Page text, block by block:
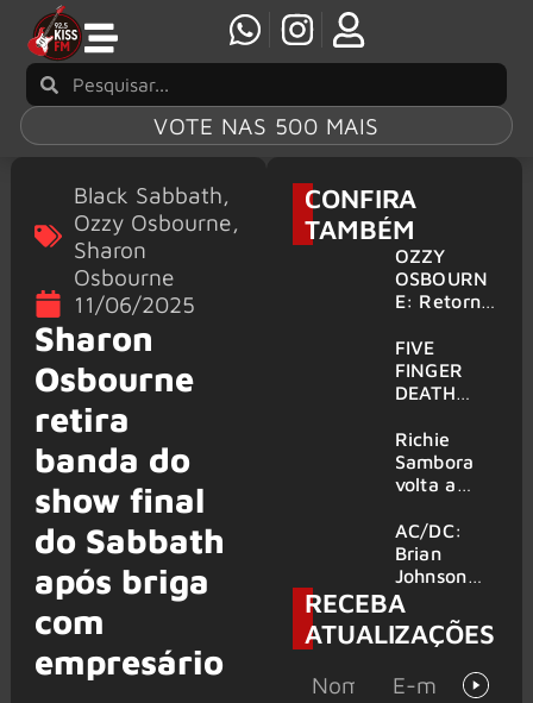
VOTE NAS 500 MAIS
Black Sabbath,
Ozzy Osbourne,
Sharon
Osbourne
11/06/2025
Sharon
Osbourne
retira
banda do
show final
do Sabbath
após briga
com
empresário
CONFIRA
TAMBÉM
OZZY
OSBOURN
E: Retorno
em 2027 é
confirmad
o por
FIVE
FINGER
DEATH
HELLOWE
EN:
Gigantes
anunciados
no Wacken
2027
Richie
Sambora
volta a
clássicos
do Bon
Jovi com o
supergrupo
Kings of
Chaos nos
Unidos
AC/DC:
Brian
Johnson
quase é
atingido
por canhão
RECEBA
ATUALIZAÇÕES